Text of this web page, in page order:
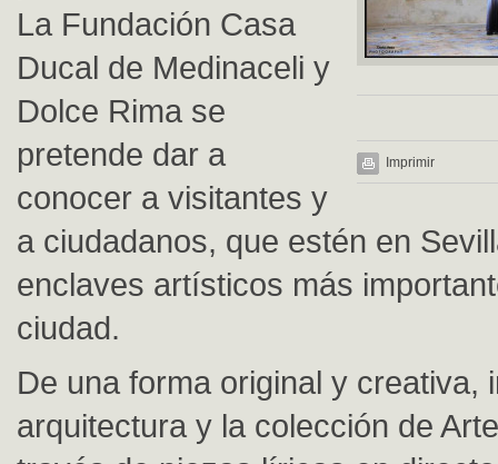
Imprimir
La Fundación Casa
Ducal de Medinaceli y
Dolce Rima se
pretende dar a
conocer a visitantes y
a ciudadanos, que estén en
enclaves artísticos más
ciudad.
De una forma original y creativa,
arquitectura y la colección de